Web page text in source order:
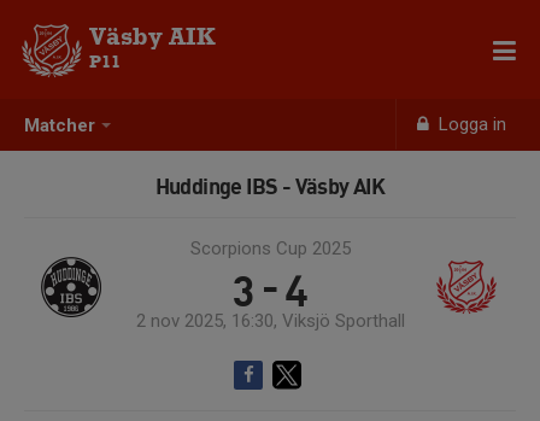
Matcher Logga in
Väsby AIK
P11
Huddinge IBS - Väsby AIK
Scorpions Cup 2025
3 - 4
2 nov 2025, 16:30, Viksjö Sporthall